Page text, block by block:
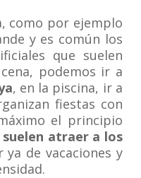
como por ejemplo
y es común los
que suelen
podemos ir a
, en la piscina, ir a
fiestas con
el principio
atraer a los
de vacaciones y